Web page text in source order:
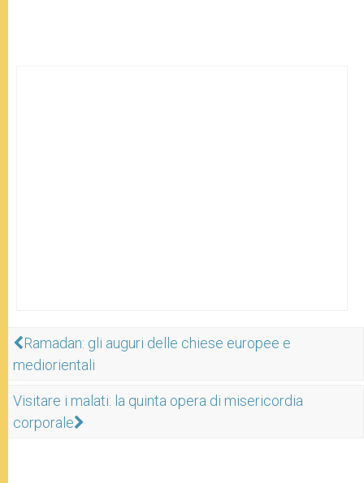
Ramadan: gli auguri delle chiese europee e
mediorientali
Visitare i malati: la quinta opera di misericordia
corporale